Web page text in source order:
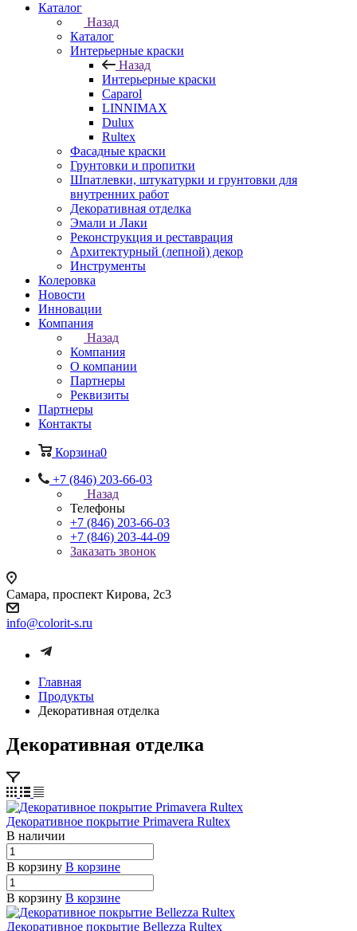
Каталог
Назад
Каталог
Интерьерные краски
Назад
Интерьерные краски
Caparol
LINNIMAX
Dulux
Rultex
Фасадные краски
Грунтовки и пропитки
Шпатлевки, штукатурки и грунтовки для
внутренних работ
Декоративная отделка
Эмали и Лаки
Реконструкция и реставрация
Архитектурный (лепной) декор
Инструменты
Колеровка
Новости
Инновации
Компания
Назад
Компания
О компании
Партнеры
Реквизиты
Партнеры
Контакты
Корзина0
+7 (846) 203-66-03
Назад
Телефоны
+7 (846) 203-66-03
+7 (846) 203-44-09
Заказать звонок
Самара, проспект Кирова, 2с3
info@colorit-s.ru
Главная
Продукты
Декоративная отделка
Декоративная отделка
Декоративное покрытие Primavera Rultex
В наличии
В корзину В корзине
В корзину В корзине
Декоративное покрытие Bellezza Rultex